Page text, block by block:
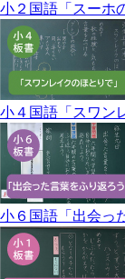
小２国語「スーホ
小４国語「スワン
小６国語「出会っ